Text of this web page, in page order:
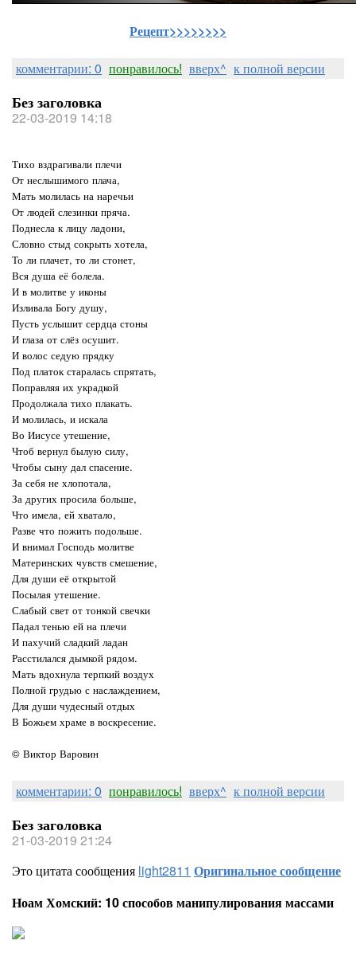
Рецепт>>>>>>>>
комментарии: 0 понравилось! вверх^ к полной версии
Без заголовка
22-03-2019 14:18
Тихо вздрагивали плечи
От неслышимого плача,
Мать молилась на наречьи
От людей слезинки пряча.
Поднесла к лицу ладони,
Словно стыд сокрыть хотела,
То ли плачет, то ли стонет,
Вся душа её болела.
И в молитве у иконы
Изливала Богу душу,
Пусть услышит сердца стоны
И глаза от слёз осушит.
И волос седую прядку
Под платок старалась спрятать,
Поправляя их украдкой
Продолжала тихо плакать.
И молилась, и искала
Во Иисусе утешение,
Чтоб вернул былую силу,
Чтобы сыну дал спасение.
За себя не хлопотала,
За других просила больше,
Что имела, ей хватало,
Разве что пожить подольше.
И внимал Господь молитве
Материнских чувств смешение,
Для души её открытой
Посылая утешение.
Слабый свет от тонкой свечки
Падал тенью ей на плечи
И пахучий сладкий ладан
Расстилался дымкой рядом.
Мать вдохнула терпкий воздух
Полной грудью с наслаждением,
Для души чудесный отдых
В Божьем храме в воскресение.
© Виктор Варовин
комментарии: 0 понравилось! вверх^ к полной версии
Без заголовка
21-03-2019 21:24
Это цитата сообщения light2811 Оригинальное сообщение
Ноам Хомский: 10 способов манипулирования массами